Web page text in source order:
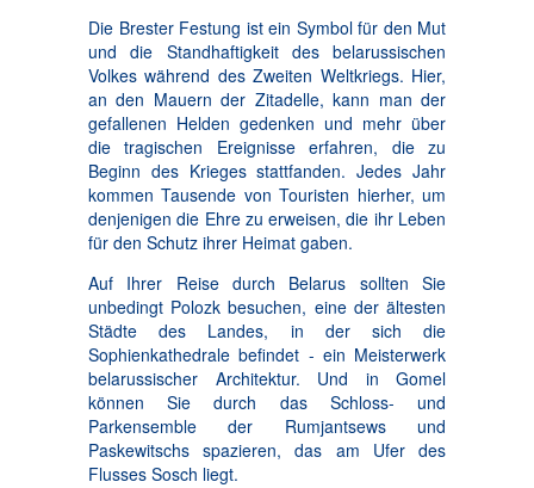
Die Brester Festung ist ein Symbol für den Mut
und die Standhaftigkeit des belarussischen
Volkes während des Zweiten Weltkriegs. Hier,
an den Mauern der Zitadelle, kann man der
gefallenen Helden gedenken und mehr über
die tragischen Ereignisse erfahren, die zu
Beginn des Krieges stattfanden. Jedes Jahr
kommen Tausende von Touristen hierher, um
denjenigen die Ehre zu erweisen, die ihr Leben
für den Schutz ihrer Heimat gaben.
Auf Ihrer Reise durch Belarus sollten Sie
unbedingt Polozk besuchen, eine der ältesten
Städte des Landes, in der sich die
Sophienkathedrale befindet - ein Meisterwerk
belarussischer Architektur. Und in Gomel
können Sie durch das Schloss- und
Parkensemble der Rumjantsews und
Paskewitschs spazieren, das am Ufer des
Flusses Sosch liegt.